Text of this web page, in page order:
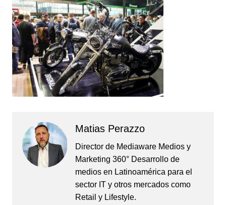
Matias Perazzo
Director de Mediaware Medios y
Marketing 360° Desarrollo de
medios en Latinoamérica para el
sector IT y otros mercados como
Retail y Lifestyle.